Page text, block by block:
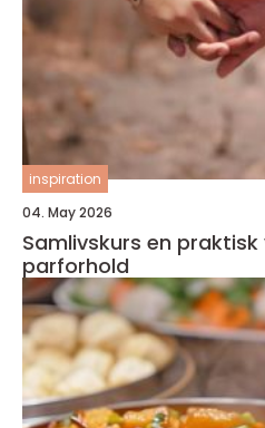
inspiration
04. May 2026
Samlivskurs en praktisk vei til et tryggere
parforhold